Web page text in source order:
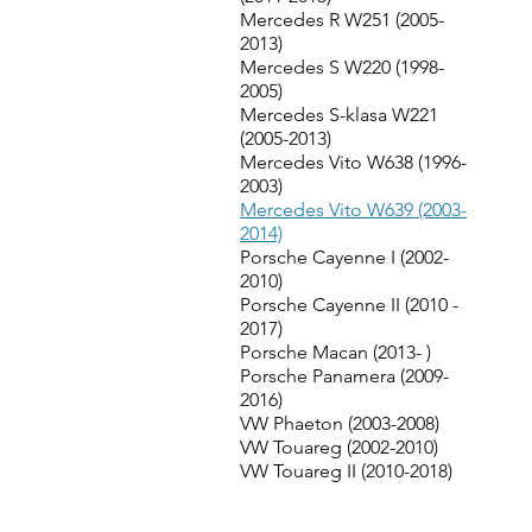
Mercedes R W251 (2005-
2013)
Mercedes S W220 (1998-
2005)
Mercedes S-klasa W221
(2005-2013)
Mercedes Vito W638 (1996-
2003)
Mercedes Vito W639 (2003-
2014)
Porsche Cayenne I (2002-
2010)
Porsche Cayenne II (2010 -
2017)
Porsche Macan (2013- )
Porsche Panamera (2009-
2016)
VW Phaeton (2003-2008)
VW Touareg (2002-2010)
VW Touareg II (2010-2018)